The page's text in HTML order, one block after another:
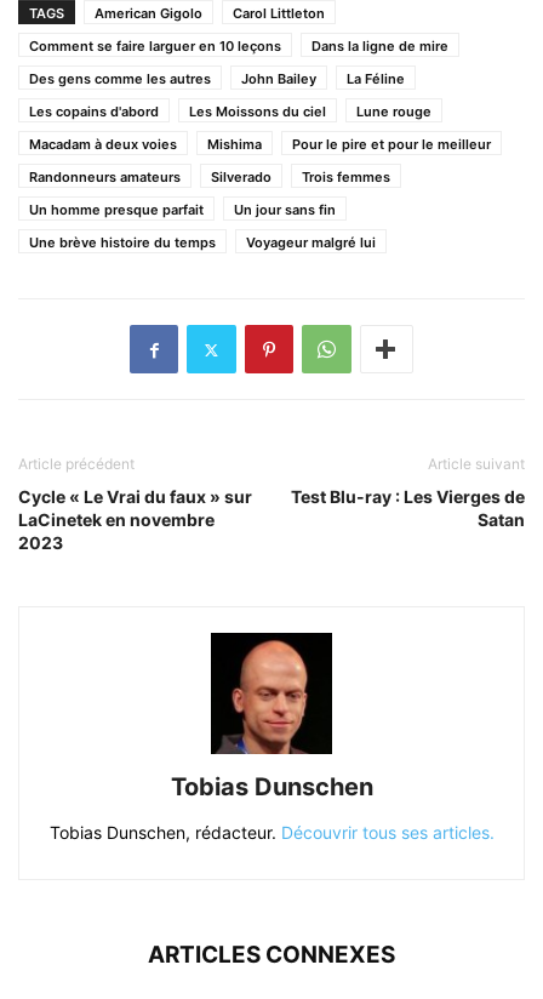
TAGS American Gigolo
Carol Littleton
Comment se faire larguer en 10 leçons
Dans la ligne de mire
Des gens comme les autres
John Bailey
La Féline
Les copains d'abord
Les Moissons du ciel
Lune rouge
Macadam à deux voies
Mishima
Pour le pire et pour le meilleur
Randonneurs amateurs
Silverado
Trois femmes
Un homme presque parfait
Un jour sans fin
Une brève histoire du temps
Voyageur malgré lui
Article précédent
Cycle « Le Vrai du faux » sur
LaCinetek en novembre
2023
Article suivant
Test Blu-ray : Les Vierges de
Satan
Tobias Dunschen
Tobias Dunschen, rédacteur. Découvrir tous ses articles.
ARTICLES CONNEXES